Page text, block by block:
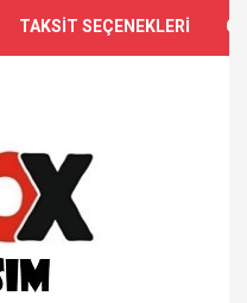
TAKSİT SEÇENEKLERİ